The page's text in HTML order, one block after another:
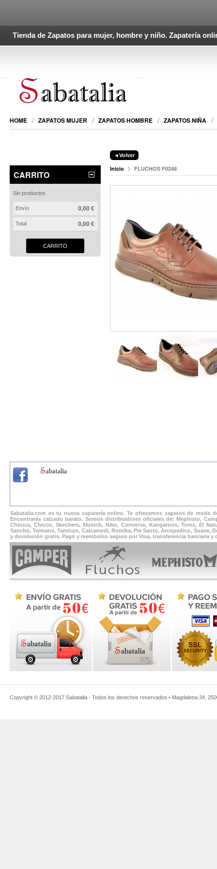
Tienda de Zapatos para mujer, hombre y niño. Zapatería
HOME ZAPATOS MUJER ZAPATOS HOMBRE ZAPATOS NIÑA
◄Volver
Inicio FLUCHOS F0248
CARRITO
Sin productos
Envío 0,00 €
Total 0,00 €
CARRITO
Sabatalia.com es tu nueva zapatería online. Te ofrecemos zapatos de moda
Encontrarás calzado barato. Somos distribuidores oficiales de: Mephisto,
Chiruca, Chicco, Skechers, Munich, Nike, Converse, Kangaroos, Toms, El
Sancho, Termans, Tamicus, Calzamedi, Romika, Pie Santo, Arcopedico,
y devolución gratis. Pago y reembolso seguro por Visa, transferencia bancaria y
Copyright © 2012-2017 Sabatalia - Todos los derechos reservados • Magdalena 34